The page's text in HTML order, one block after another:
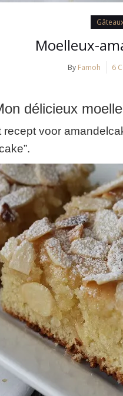
Moelleux-
By Famoh 6
délicieux
recept voor